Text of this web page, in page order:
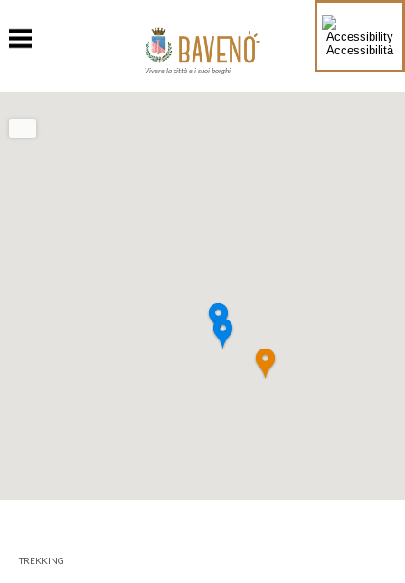
Accessibilità
Vivere la città e i suoi borghi
TREKKING